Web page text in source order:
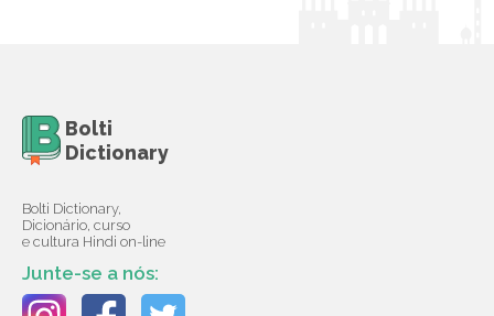
Bolti
Dictionary
Bolti Dictionary,
Dicionário, curso
e cultura Hindi on-line
Junte-se a nós: